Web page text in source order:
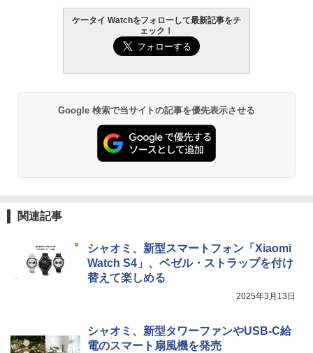
ケータイ Watchをフォローして最新記事をチ
ェック！
Google 検索で当サイトの記事を優先表示させる
関連記事
シャオミ、新型スマートフォン「Xiaomi
Watch S4」、ベゼル・ストラップを付け
替えて楽しめる
2025年3月13日
シャオミ、新型タワーファンやUSB-C給
電のスマート扇風機を発売